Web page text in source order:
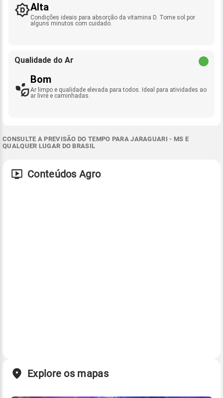
Alta
Condições ideais para absorção da vitamina D. Tome sol por
alguns minutos com cuidado.
Qualidade do Ar
Bom
Ar limpo e qualidade elevada para todos. Ideal para atividades ao
ar livre e caminhadas.
CONSULTE A PREVISÃO DO TEMPO PARA JARAGUARI - MS E
QUALQUER LUGAR DO BRASIL
Conteúdos Agro
Explore os mapas